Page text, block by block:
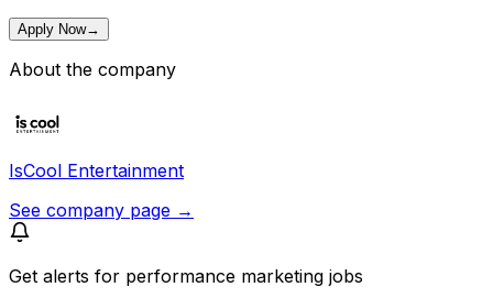
Apply Now→
About the company
IsCool Entertainment
See company page →
Get alerts for performance marketing jobs